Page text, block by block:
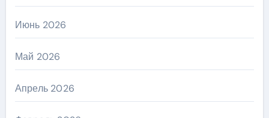
Июнь 2026
Май 2026
Апрель 2026